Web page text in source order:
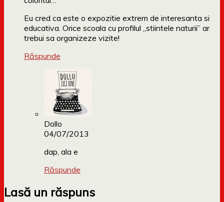
Eu cred ca este o expozitie extrem de interesanta si
educativa. Orice scoala cu profilul „stiintele naturii” ar
trebui sa organizeze vizite!
Răspunde
Dollo
04/07/2013
dap, ala e
Răspunde
Lasă un răspuns